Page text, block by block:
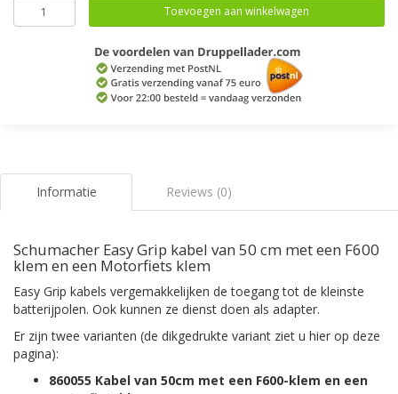
Toevoegen aan winkelwagen
Informatie Reviews (0)
Schumacher Easy Grip kabel van 50 cm met een F600
klem en een Motorfiets klem
Easy Grip kabels vergemakkelijken de toegang tot de kleinste
batterijpolen. Ook kunnen ze dienst doen als adapter.
Er zijn twee varianten (de dikgedrukte variant ziet u hier op deze
pagina):
860055 Kabel van 50cm met een F600-klem en een